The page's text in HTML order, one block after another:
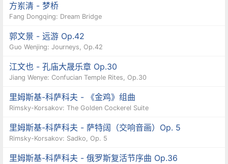
方岽清 - 梦桥
Fang Dongqing: Dream Bridge
郭文景 - 远游 Op.42
Guo Wenjing: Journeys, Op.42
江文也 - 孔庙大晟乐章 Op.30
Jiang Wenye: Confucian Temple Rites, Op.30
里姆斯基-科萨科夫 - 《金鸡》组曲
Rimsky-Korsakov: The Golden Cockerel Suite
里姆斯基-科萨科夫 - 萨特阔（交响音画）Op. 5
Rimsky-Korsakov: Sadko, Op. 5
里姆斯基-科萨科夫 - 俄罗斯复活节序曲 Op.36